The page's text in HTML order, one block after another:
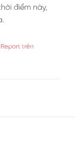
điểm này,
Report trên